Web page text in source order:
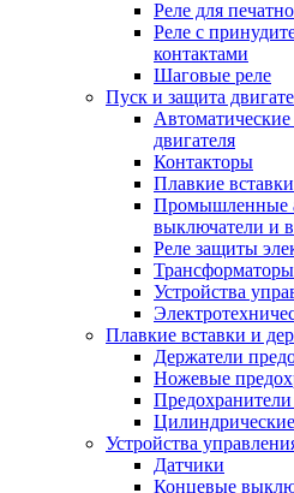
Реле для
Реле с
контактами
Шаговые реле
Пуск и защита
двигателя
Контакторы
Плавкие
Промышленные
выключатели и
Реле защиты
Устройства
Плавкие вставки и
Держатели
Ножевые
Устройства
Датчики
Концевые